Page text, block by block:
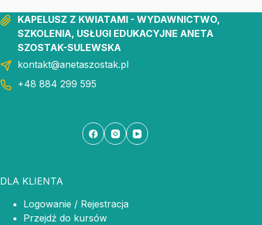
KAPELUSZ Z KWIATAMI - WYDAWNICTWO,
SZKOLENIA, USŁUGI EDUKACYJNE ANETA
SZOSTAK-SULEWSKA
kontakt@anetaszostak.pl
+48 884 299 595
DLA KLIENTA
Logowanie / Rejestracja
Przejdź do kursów